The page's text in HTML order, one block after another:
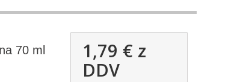
70 ml 1,79 € z
DDV